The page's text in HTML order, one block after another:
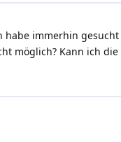
immerhin
möglich? Kann ich